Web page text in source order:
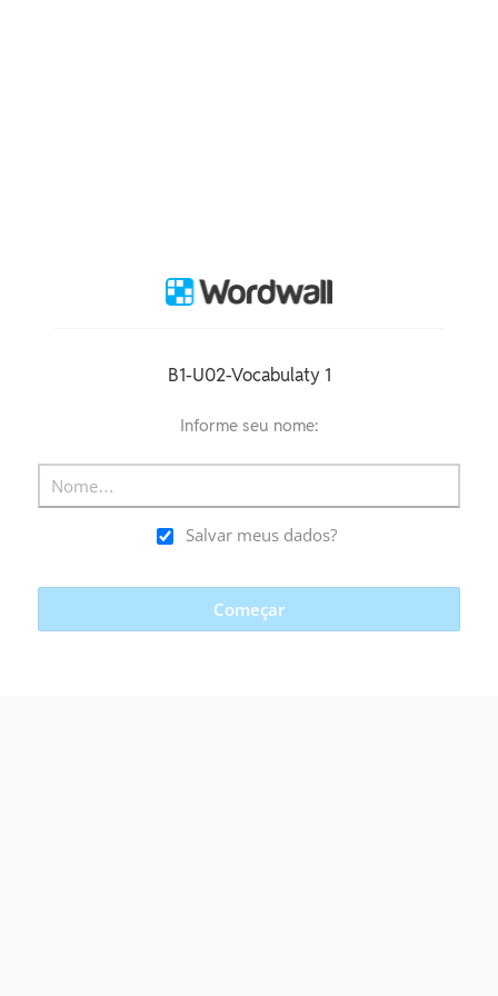
B1-U02-Vocabulaty 1
Informe seu nome:
Salvar meus dados?
Começar